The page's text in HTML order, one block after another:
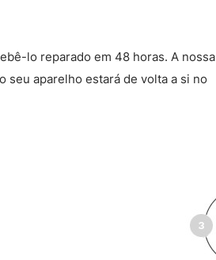
lo reparado em 48 horas. A nossa
seu aparelho estará de volta a si no